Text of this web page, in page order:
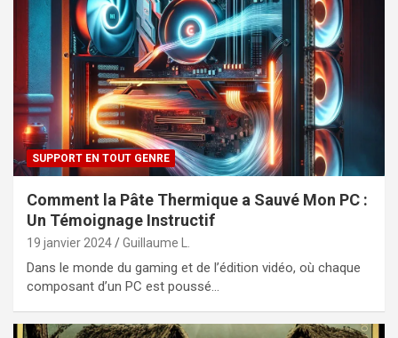
SUPPORT EN TOUT GENRE
Comment la Pâte Thermique a Sauvé Mon PC :
Un Témoignage Instructif
19 janvier 2024 Guillaume L.
Dans le monde du gaming et de l’édition vidéo, où chaque
composant d’un PC est poussé…